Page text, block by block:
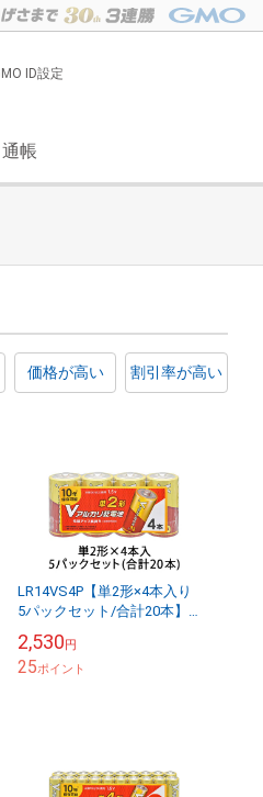
ID設定
帳
価格が高い 割引率が高い
LR14VS4P【単2形×4本入り
5パックセット/合計20本】
リ乾電池 Vシリーズ1.5V 4本パ
ック...
2,530円
25ポイント